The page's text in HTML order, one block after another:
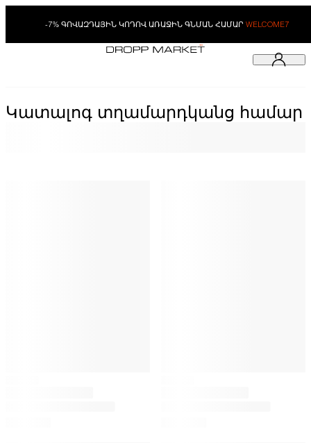
-7% ԳՈՎԱԶԴԱՅԻՆ ԿՈԴՈՎ ԱՌԱՋԻՆ ԳՆՄԱՆ ՀԱՄԱՐ WELCOME7
Կատալոգ տղամարդկանց համար